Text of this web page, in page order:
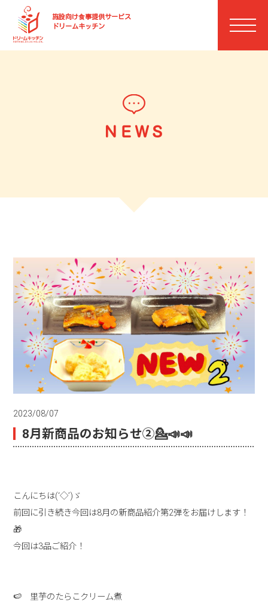
施設向け⾷事提供サービス
ドリームキッチン
ＮＥＷＳ
2023/08/07
8月新商品のお知らせ②💁📣📣
こんにちは(‘◇’)ゞ
前回に引き続き今回は8月の新商品紹介第2弾をお届けします！
🎁
今回は3品ご紹介！
🍉 里芋のたらこクリーム煮